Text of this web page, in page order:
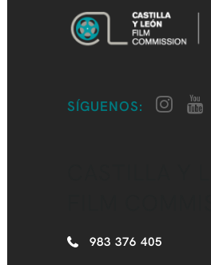
SÍGUENOS:
983 376 405